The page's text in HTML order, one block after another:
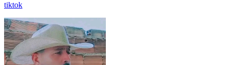
tiktok